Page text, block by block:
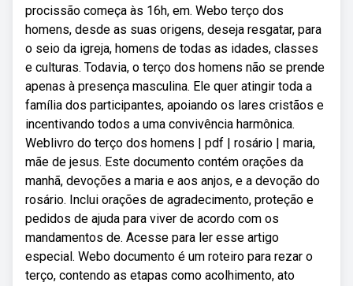
procissão começa às 16h, em. Webo terço dos
homens, desde as suas origens, deseja resgatar, para
o seio da igreja, homens de todas as idades, classes
e culturas. Todavia, o terço dos homens não se prende
apenas à presença masculina. Ele quer atingir toda a
família dos participantes, apoiando os lares cristãos e
incentivando todos a uma convivência harmônica.
Weblivro do terço dos homens | pdf | rosário | maria,
mãe de jesus. Este documento contém orações da
manhã, devoções a maria e aos anjos, e a devoção do
rosário. Inclui orações de agradecimento, proteção e
pedidos de ajuda para viver de acordo com os
mandamentos de. Acesse para ler esse artigo
especial. Webo documento é um roteiro para rezar o
terço, contendo as etapas como acolhimento, ato